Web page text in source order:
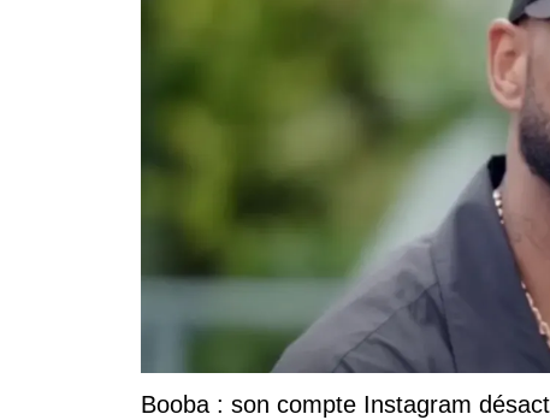
Booba : son compte Instagram